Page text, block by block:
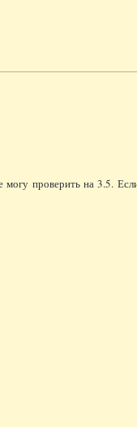
проверить на 3.5.